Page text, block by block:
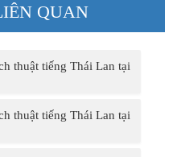
QUAN
thuật tiếng Thái Lan tại
thuật tiếng Thái Lan tại